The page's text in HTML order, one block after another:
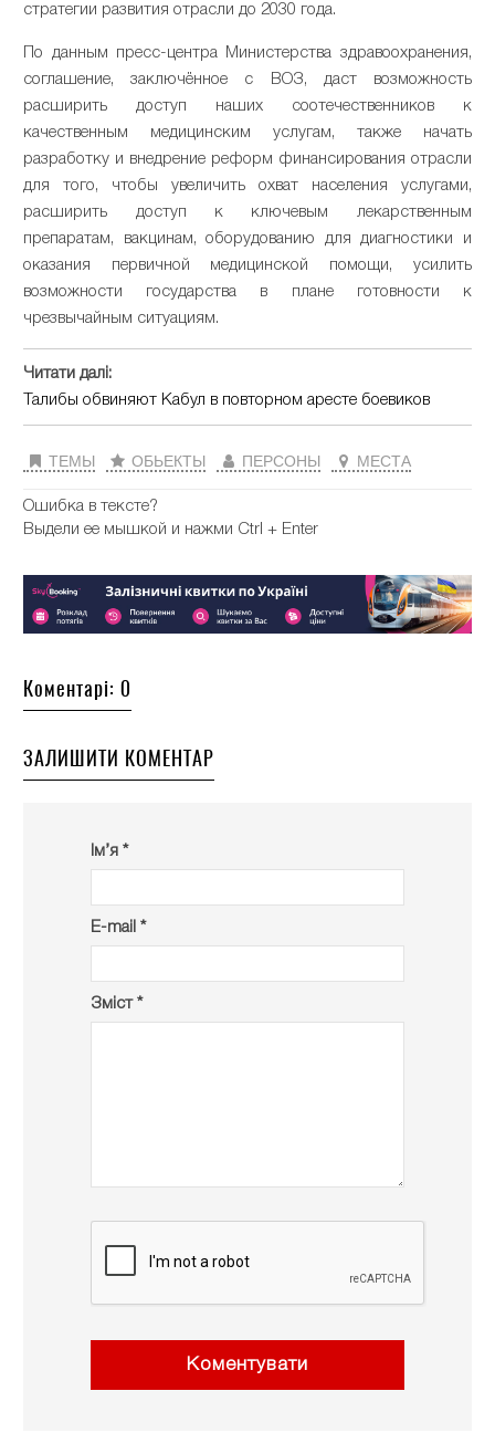
стратегии развития отрасли до 2030 года.
По данным пресс-центра Министерства здравоохранения,
соглашение, заключённое с ВОЗ, даст возможность
расширить доступ наших соотечественников к
качественным медицинским услугам, также начать
разработку и внедрение реформ финансирования отрасли
для того, чтобы увеличить охват населения услугами,
расширить доступ к ключевым лекарственным
препаратам, вакцинам, оборудованию для диагностики и
оказания первичной медицинской помощи, усилить
возможности государства в плане готовности к
чрезвычайным ситуациям.
Читати далі:
Талибы обвиняют Кабул в повторном аресте боевиков
ТЕМЫ ОБЬЕКТЫ ПЕРСОНЫ МЕСТА
Ошибка в тексте?
Выдели ее мышкой и нажми Ctrl + Enter
Коментарі: 0
ЗАЛИШИТИ КОМЕНТАР
Ім’я *
E-mail *
Зміст *
Коментувати